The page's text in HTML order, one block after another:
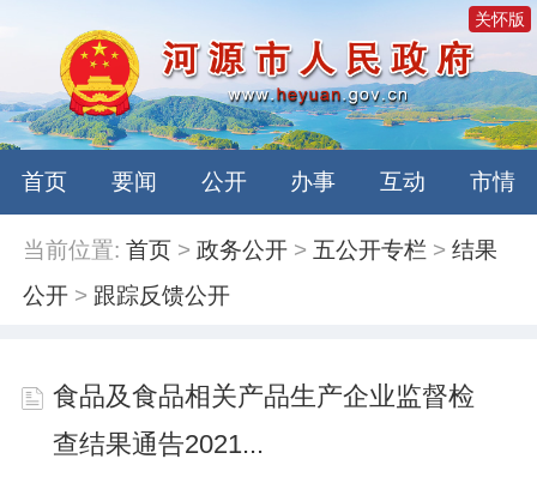
关怀版
首页 要闻 公开 办事 互动 市情
当前位置: 首页 >政务公开 > 五公开专栏 >结果
公开 > 跟踪反馈公开
食品及食品相关产品生产企业监督检
查结果通告2021...